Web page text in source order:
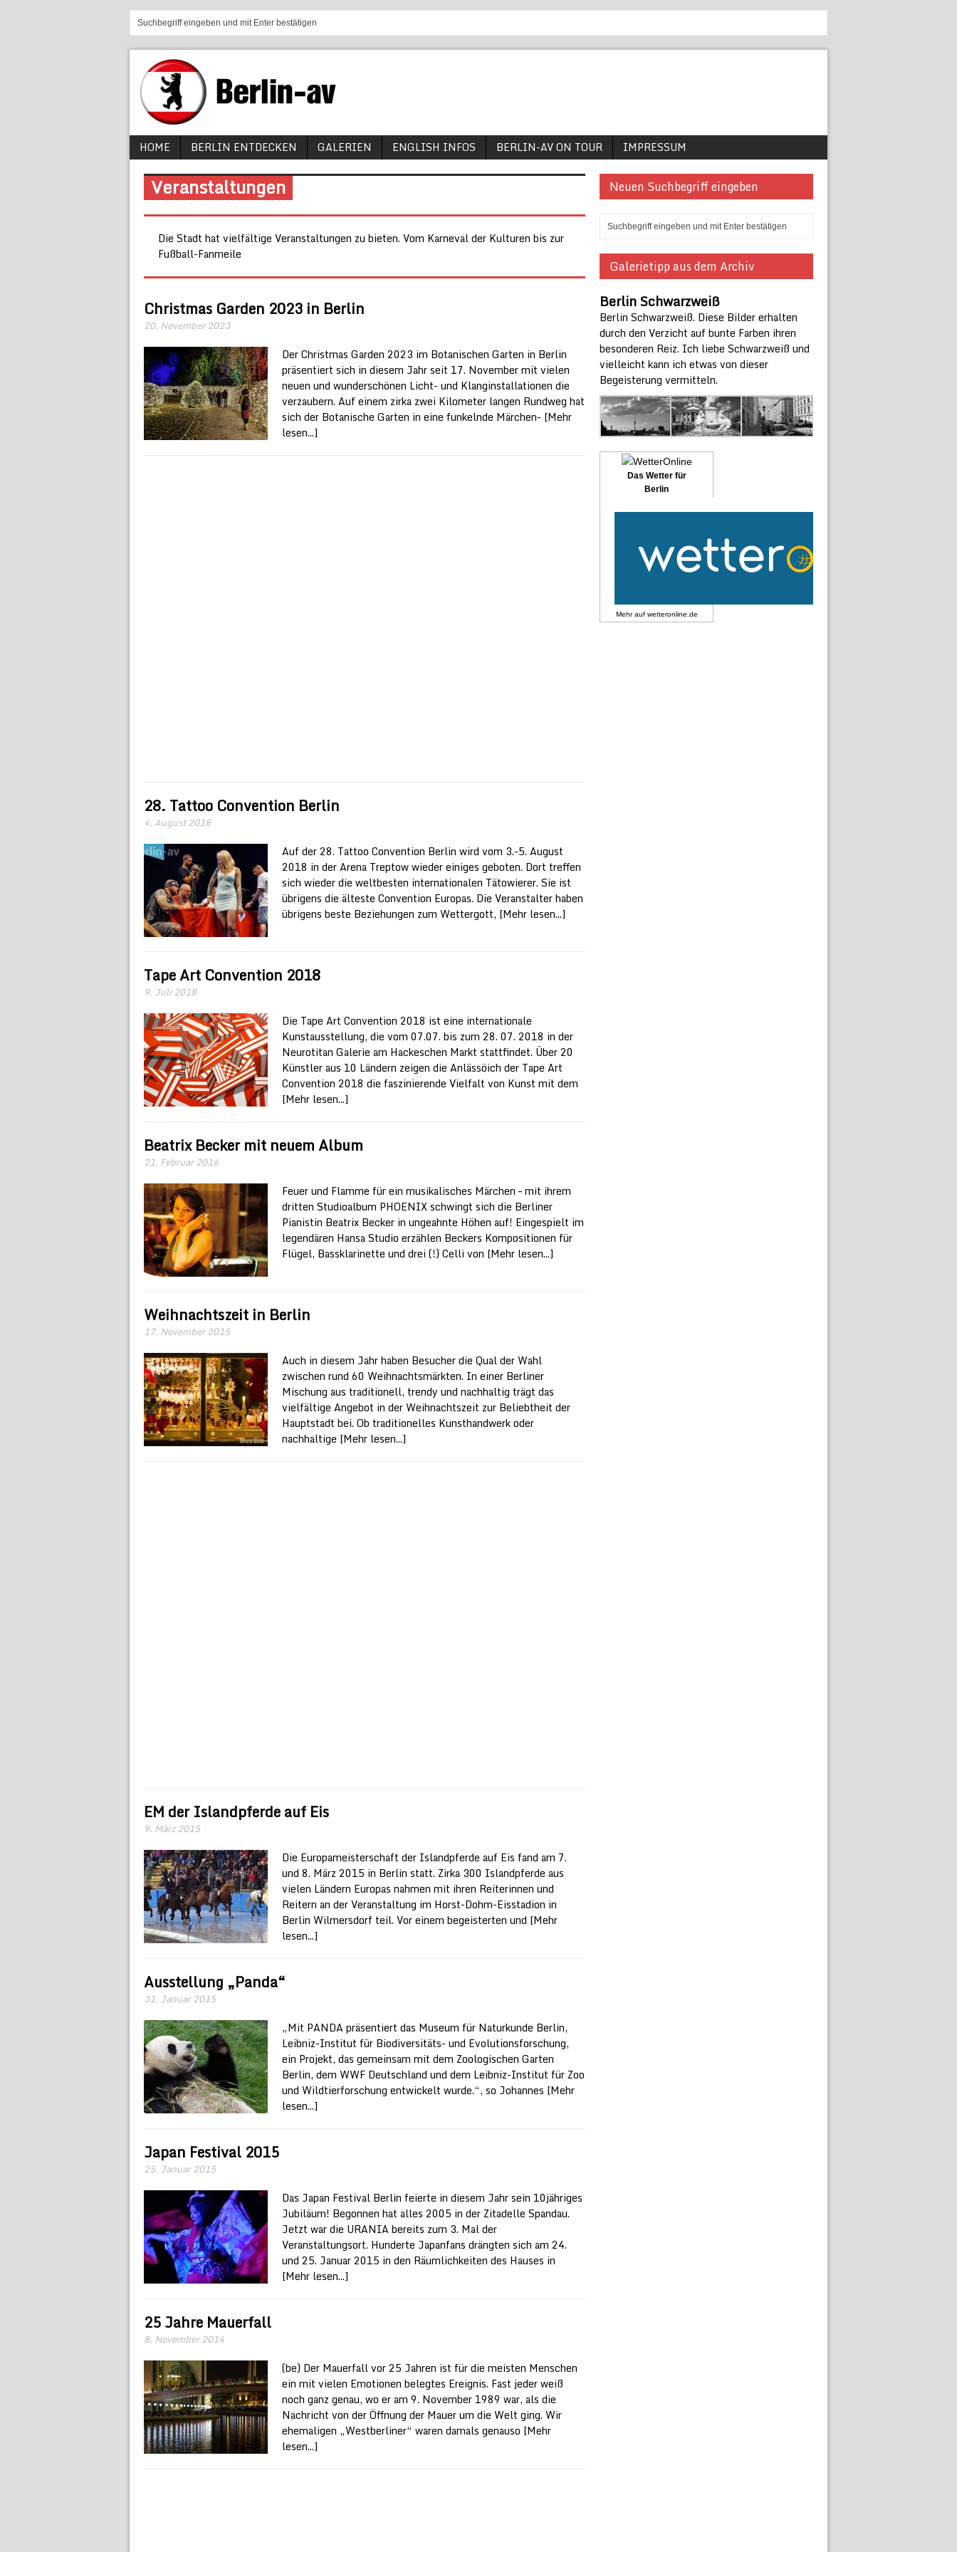
HOME BERLIN ENTDECKEN GALERIEN ENGLISH INFOS BERLIN-AV ON TOUR IMPRESSUM
Veranstaltungen
Die Stadt hat vielfältige Veranstaltungen zu bieten. Vom Karneval der Kulturen bis zur
Fußball-Fanmeile
Christmas Garden 2023 in Berlin
20. November 2023
Der Christmas Garden 2023 im Botanischen Garten in Berlin
präsentiert sich in diesem Jahr seit 17. November mit vielen
neuen und wunderschönen Licht- und Klanginstallationen die
verzaubern. Auf einem zirka zwei Kilometer langen Rundweg hat
sich der Botanische Garten in eine funkelnde Märchen- [Mehr
lesen...]
28. Tattoo Convention Berlin
4. August 2018
Auf der 28. Tattoo Convention Berlin wird vom 3.-5. August
2018 in der Arena Treptow wieder einiges geboten. Dort treffen
sich wieder die weltbesten internationalen Tätowierer. Sie ist
übrigens die älteste Convention Europas. Die Veranstalter haben
übrigens beste Beziehungen zum Wettergott, [Mehr lesen...]
Tape Art Convention 2018
9. Juli 2018
Die Tape Art Convention 2018 ist eine internationale
Kunstausstellung, die vom 07.07. bis zum 28. 07. 2018 in der
Neurotitan Galerie am Hackeschen Markt stattfindet. Über 20
Künstler aus 10 Ländern zeigen die Anlässöich der Tape Art
Convention 2018 die faszinierende Vielfalt von Kunst mit dem
[Mehr lesen...]
Beatrix Becker mit neuem Album
21. Februar 2016
Feuer und Flamme für ein musikalisches Märchen – mit ihrem
dritten Studioalbum PHOENIX schwingt sich die Berliner
Pianistin Beatrix Becker in ungeahnte Höhen auf! Eingespielt im
legendären Hansa Studio erzählen Beckers Kompositionen für
Flügel, Bassklarinette und drei (!) Celli von [Mehr lesen...]
Weihnachtszeit in Berlin
17. November 2015
Auch in diesem Jahr haben Besucher die Qual der Wahl
zwischen rund 60 Weihnachtsmärkten. In einer Berliner
Mischung aus traditionell, trendy und nachhaltig trägt das
vielfältige Angebot in der Weihnachtszeit zur Beliebtheit der
Hauptstadt bei. Ob traditionelles Kunsthandwerk oder
nachhaltige [Mehr lesen...]
EM der Islandpferde auf Eis
9. März 2015
Die Europameisterschaft der Islandpferde auf Eis fand am 7.
und 8. März 2015 in Berlin statt. Zirka 300 Islandpferde aus
vielen Ländern Europas nahmen mit ihren Reiterinnen und
Reitern an der Veranstaltung im Horst-Dohm-Eisstadion in
Berlin Wilmersdorf teil. Vor einem begeisterten und [Mehr
lesen...]
Ausstellung „Panda“
31. Januar 2015
„Mit PANDA präsentiert das Museum für Naturkunde Berlin,
Leibniz-Institut für Biodiversitäts- und Evolutionsforschung,
ein Projekt, das gemeinsam mit dem Zoologischen Garten
Berlin, dem WWF Deutschland und dem Leibniz-Institut für Zoo
und Wildtierforschung entwickelt wurde.“, so Johannes [Mehr
lesen...]
Japan Festival 2015
25. Januar 2015
Das Japan Festival Berlin feierte in diesem Jahr sein 10jähriges
Jubiläum! Begonnen hat alles 2005 in der Zitadelle Spandau.
Jetzt war die URANIA bereits zum 3. Mal der
Veranstaltungsort. Hunderte Japanfans drängten sich am 24.
und 25. Januar 2015 in den Räumlichkeiten des Hauses in
[Mehr lesen...]
25 Jahre Mauerfall
8. November 2014
(be) Der Mauerfall vor 25 Jahren ist für die meisten Menschen
ein mit vielen Emotionen belegtes Ereignis. Fast jeder weiß
noch ganz genau, wo er am 9. November 1989 war, als die
Nachricht von der Öffnung der Mauer um die Welt ging. Wir
ehemaligen „Westberliner“ waren damals genauso [Mehr
lesen...]
Neuen Suchbegriff eingeben
Galerietipp aus dem Archiv
Berlin Schwarzweiß
Berlin Schwarzweiß. Diese Bilder erhalten
durch den Verzicht auf bunte Farben ihren
besonderen Reiz. Ich liebe Schwarzweiß und
vielleicht kann ich etwas von dieser
Begeisterung vermitteln.
Das Wetter für
Berlin
Mehr auf wetteronline.de